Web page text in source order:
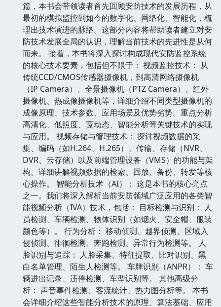
篇，本书会带领读者首先回顾安防技术的发展历程，从
最初的模拟监控到如今的数字化、网络化、智能化，梳
理出技术演进的脉络。这部分内容将帮助读者建立对安
防技术发展全局的认识，理解当前技术的先进性是从何
而来。 接着，本书将深入探讨构成现代安防监控系统
的核心技术要素，包括但不限于： 视频监控技术： 从
传统CCD/CMOS传感器摄像机，到高清网络摄像机
（IP Camera）、全景摄像机（PTZ Camera）、红外
摄像机、热成像摄像机等，详细介绍不同类型摄像机的
成像原理、技术参数、应用场景及优势劣势。重点分析
高清化、低照度、宽动态、智能分析等关键技术的实现
与应用。 视频存储与管理技术： 探讨视频数据的采
集、编码（如H.264、H.265）、传输、存储（NVR、
DVR、云存储）以及前端管理设备（VMS）的功能与架
构。详细讲解视频数据的检索、回放、备份、转发等核
心操作。 智能分析技术（AI）： 这是本书的核心亮点
之一。我们将深入解析当前安防领域广泛应用的各类智
能视频分析（IVA）技术，包括： 目标检测与识别： 人
员检测、车辆检测、物体识别（如烟火、安全帽、服装
颜色等）。 行为分析： 移动侦测、越界侦测、区域入
侵侦测、徘徊检测、奔跑检测、异常行为检测等。 人
脸识别与追踪： 人脸采集、特征提取、比对识别、黑
白名单管理、陌生人检测等。 车牌识别（ANPR）： 车
辆进出记录、违停检测、车型识别等。 其他高级分
析： 声音事件检测、客流统计、热力图分析等。 本书
会详细介绍这些智能分析技术的原理、算法基础、应用